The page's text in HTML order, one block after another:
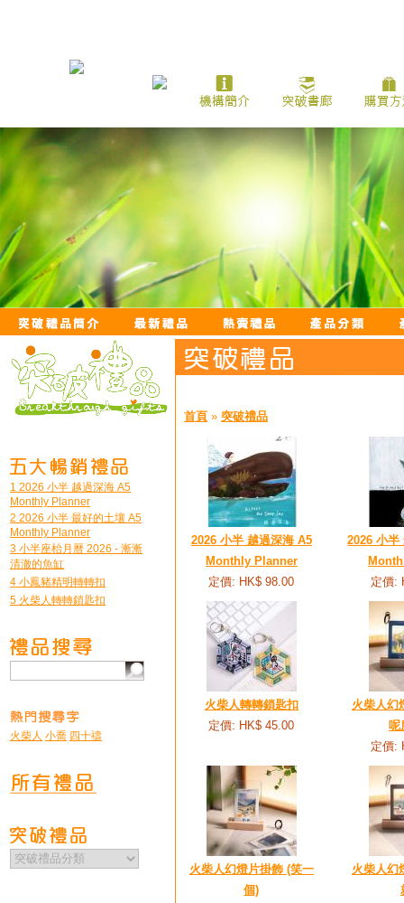
1 2026 小半 越過深海 A5
Monthly Planner
2 2026 小半 最好的土壤 A5
Monthly Planner
3 小半座枱月曆 2026 - 漸漸
清澈的魚缸
4 小鳳豬精明轉轉扣
5 火柴人轉轉鎖匙扣
火柴人 小喬 四十禱
首頁 » 突破禮品
2026 小半 越過深海 A5
Monthly Planner
定價: HK$ 98.00
2026 小半
定價:
火柴人轉轉鎖匙扣
定價: HK$ 45.00
火柴人幻
呢
定價:
火柴人幻燈片掛飾 (笑一
個)
火柴人幻